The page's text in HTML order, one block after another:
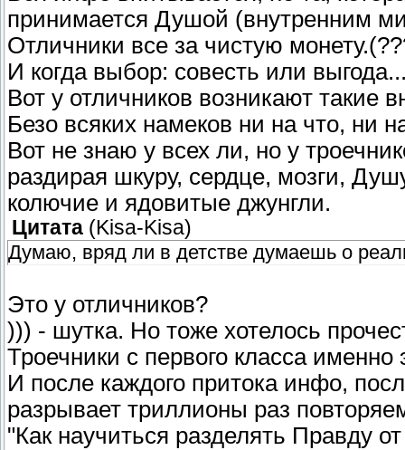
принимается Душой (внутренним
Отличники все за чистую
И когда выбор: совесть или
Вот у отличников возникают такие
Безо всяких намеков ни на что, ни
Вот не знаю у всех ли, но у
раздирая шкуру, сердце, мозги,
колючие и ядовитые джунгли.
Цитата ( Kisa-Kisa)
Думаю, вряд ли в детстве думаешь о
Это у отличников?
))) - шутка. Но тоже хотелось
Троечники с первого класса
И после каждого притока инфо,
разрывает триллионы раз
"Как научиться разделять Правду